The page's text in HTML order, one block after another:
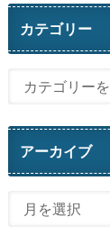
カテゴリー
アーカイブ